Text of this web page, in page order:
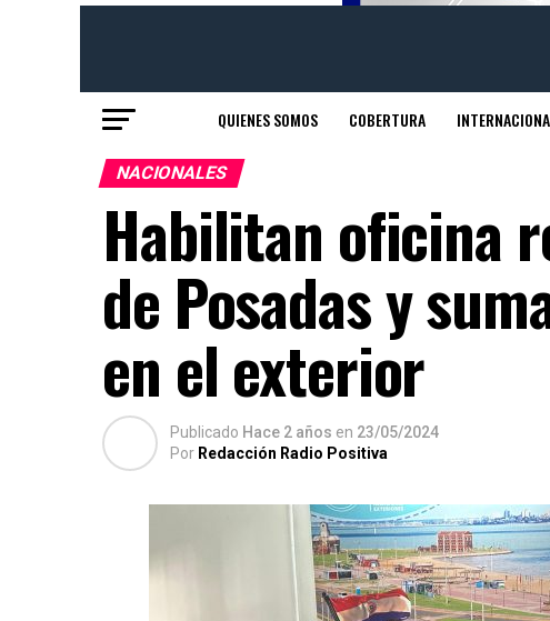
QUIENES SOMOS COBERTURA
NACIONALES
Habilitan oficina
de Posadas y
en el exterior
Publicado Hace 2 años en 23/05/2024
Por Redacción Radio Positiva